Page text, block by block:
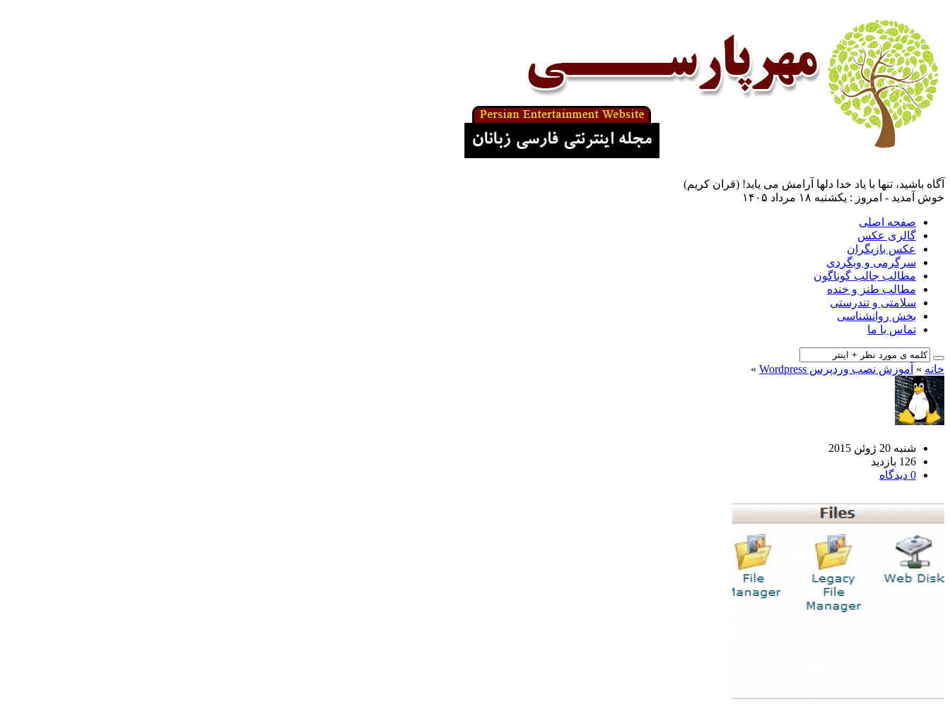
آگاه باشيد، تنها با ياد خدا دلها آرامش می ‏يابد! (قران کریم)
خوش آمدید - امروز : یکشنبه ۱۸ مرداد ۱۴۰۵
صفحه اصلی
گالری عکس
عکس بازیگران
سرگرمی و وبگردی
مطالب جالب گوناگون
مطالب طنز و خنده
سلامتی و تندرستی
بخش روانشناسی
تماس با ما
خانه » آموزش نصب وردپرس Wordpress »
شنبه 20 ژوئن 2015
126 بازدید
0 دیدگاه